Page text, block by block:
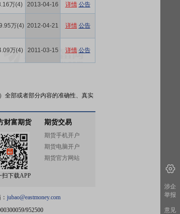
万(4) 2013-04-16 详情 公告
万(4) 2012-04-21 详情 公告
万(4) 2011-03-15 详情 公告
全部或者部分内容的准确性、真实
财富期货
扫下载APP
期货交易
期货手机开户
期货电脑开户
期货官方网站
jubao@eastmoney.com
952500
涉企
举报
意见